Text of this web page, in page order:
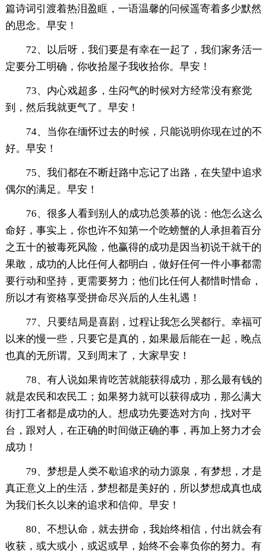
篇诗词引渡着热泪盈眶，一语温馨的问候遥寄着多少默然
的思念。早安！
72、以后呀，我们要是有幸在一起了，我们家务活一
定要分工明确，你收拾屋子我收拾你。早安！
73、内心戏超多，生闷气的时候对方经常没有察觉
到，然后我就更气了。早安！
74、当你在缅怀过去的时候，只能说明你现在过的不
好。早安！
75、我们都在不断赶路中忘记了出路，在失望中追求
偶尔的满足。早安！
76、很多人看到别人的成功总羡慕的说：他怎么这么
命好，事实上，你也许不知第一个吃螃蟹的人承担着百分
之五十的被毒死风险，他赢得的成功是因当初说干就干的
果敢，成功的人比任何人都明白，做好任何一件小事都需
要行动和坚持，更需要努力；他们比任何人都惜时惜命，
所以才有资格享受拼命尽兴后的人生礼遇！
77、只要结局是喜剧，过程让我怎么哭都行。幸福可
以来的慢一些，只要它是真的，如果最后能在一起，晚点
也真的无所谓。又到周末了，大家早安！
78、有人说如果肯吃苦就能获得成功，那么最有钱的
就是农民和农民工；如果努力就可以获得成功，那么满大
街打工者都是成功的人。想成功先要选对方向，找对平
台，跟对人，在正确的时间做正确的事，再加上努力才会
成功！
79、梦想是人类不歇追求的动力源泉，有梦想，才是
真正意义上的生活，梦想都是美好的，所以梦想成真也成
为我们长久以来的追求和信仰。早安！
80、不想认命，就去拼命，我始终相信，付出就会有
收获，或大或小，或迟或早，始终不会辜负你的努力。有